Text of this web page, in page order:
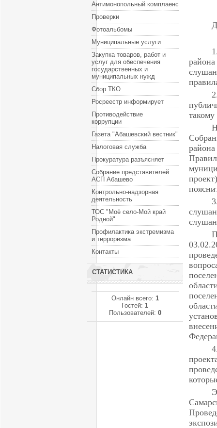
Антимонопольный комплаенс
Проверки
Фотоальбомы
Муниципальные услуги
Закупка товаров, работ и
услуг для обеспечения
государственных и
муниципальных нужд
Сбор ТКО
Росреестр информирует
Противодействие
коррупции
Газета "Абашевский вестник"
Налоговая служба
Прокуратура разъясняет
Собрание представителей
АСП Абашево
Контрольно-надзорная
деятельность
ТОС "Моё село-Мой край
Родной"
Профилактика экстремизма
и терроризма
Контакты
СТАТИСТИКА
Онлайн всего: 1
Гостей:1
Пользователей: 0
такому